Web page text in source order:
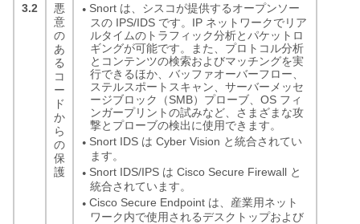
3.2
悪
意
の
あ
る
コ
ー
ド
か
ら
の
保
護
● Snort は、シスコが提供するオープンソー
スの IPS/IDS です。IP ネットワークでリア
ルタイムのトラフィック分析とパケットロ
ギングが可能です。また、プロトコル分析
とコンテンツの検索およびマッチングを実
行できるほか、バッファオーバーフロー、
ステルスポートスキャン、サーバーメッセ
ージブロック（SMB）プローブ、OS フィ
ンガープリントの試みなど、さまざまな攻
撃とプローブの検出に使用できます。
● Snort IDS は Cyber Vision と統合されてい
ます。
● Snort IDS/IPS は Cisco Secure Firewall と
統合されています。
● Cisco Secure Endpoint は、産業用ネット
ワーク内で使用されるデスクトップおよび